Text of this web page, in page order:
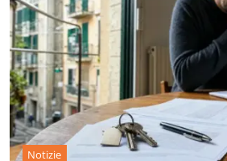
Notizie